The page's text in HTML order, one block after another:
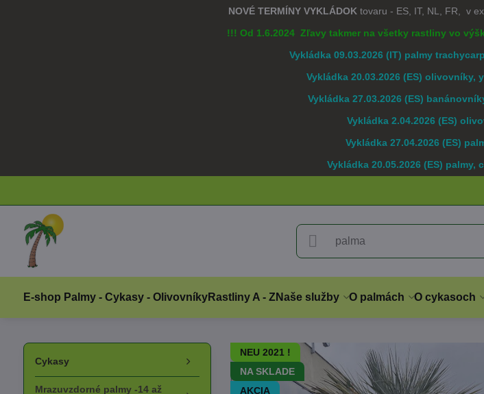
NOVÉ TERMÍNY VYKLÁDOK tovaru - ES, IT, NL, FR, v
!!! Od 1.6.2024 Zľavy takmer na všetky rastliny vo
Vykládka 09.03.2026 (IT) palmy
Vykládka 20.03.2026 (ES) olivovníky,
Vykládka 27.03.2026 (ES)
Vykládka 2.04.2026 (ES)
Vykládka 27.04.2026 (ES)
Vykládka 20.05.2026 (ES)
E-shop Palmy - Cykasy - OlivovníkyRastliny A - ZNaše služby O palmách O cykasoch
NEU 2021 !
NA SKLADE
AKCIA
Cykasy
Mrazuvzdorné palmy -14 až